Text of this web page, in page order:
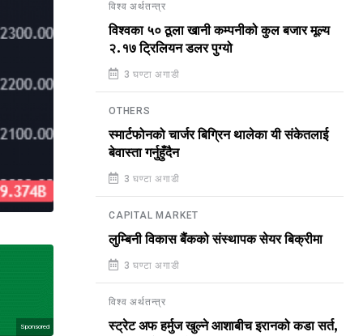
Sponsored
विश्व अर्थतन्त्र
विश्वका ५० ठूला खानी कम्पनीको कुल बजार मूल्य
२.१७ ट्रिलियन डलर पुग्यो
3 घण्टा अगाडी
OTHERS
स्मार्टफोनको चार्जर बिग्रिन थालेका यी संकेतलाई
बेवास्ता गर्नुहुँदैन
3 घण्टा अगाडी
CAPITAL MARKET
लुम्बिनी विकास बैंकको संस्थापक सेयर बिक्रीमा
3 घण्टा अगाडी
विश्व अर्थतन्त्र
स्ट्रेट अफ हर्मुज खुल्ने आशाबीच इरानको कडा सर्त,